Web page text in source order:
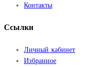
Контакты
Ссылки
Личный кабинет
Избранное